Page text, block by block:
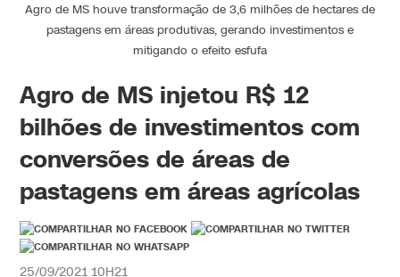
Agro de MS houve transformação de 3,6 milhões de hectares de
pastagens em áreas produtivas, gerando investimentos e
mitigando o efeito esfufa
Agro de MS injetou R$ 12
bilhões de investimentos com
conversões de áreas de
pastagens em áreas agrícolas
25/09/2021 10H21